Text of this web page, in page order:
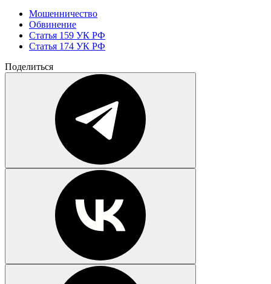
Мошенничество
Обвинение
Статья 159 УК РФ
Статья 174 УК РФ
Поделиться